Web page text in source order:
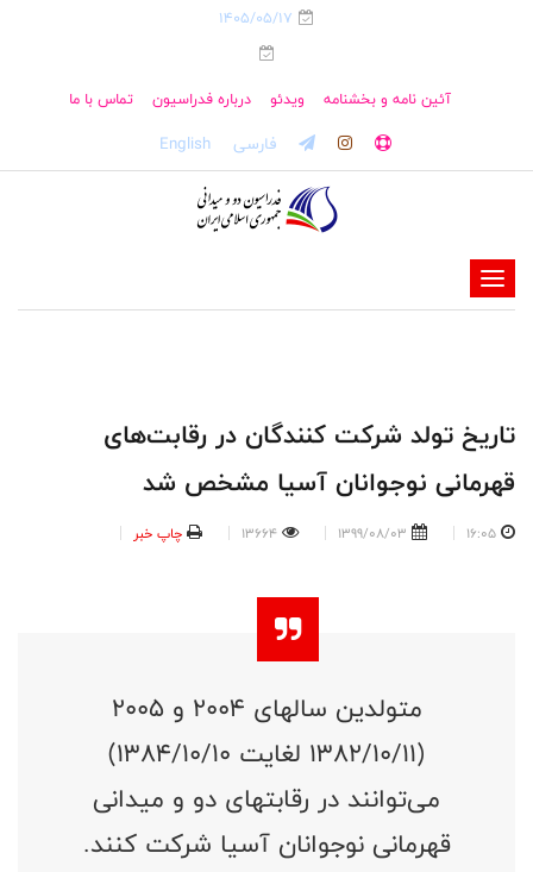
1405/05/17
آئین نامه و بخشنامه ویدئو درباره فدراسیون تماس با ما
فارسی English
-
-
-
تاریخ تولد شرکت کنندگان در رقابت‌های
قهرمانی نوجوانان آسیا مشخص شد
16:05
1399/08/03
13664 چاپ خبر
متولدین سالهای ۲۰۰۴ و ۲۰۰۵
(۱۳۸۲/۱۰/۱۱ لغایت ۱۳۸۴/۱۰/۱۰)
می‌توانند در رقابتهای دو و میدانی
قهرمانی نوجوانان آسیا شرکت کنند.